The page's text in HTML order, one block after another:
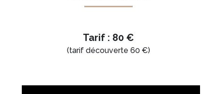
Tarif : 80 €
(tarif découverte 60 €)